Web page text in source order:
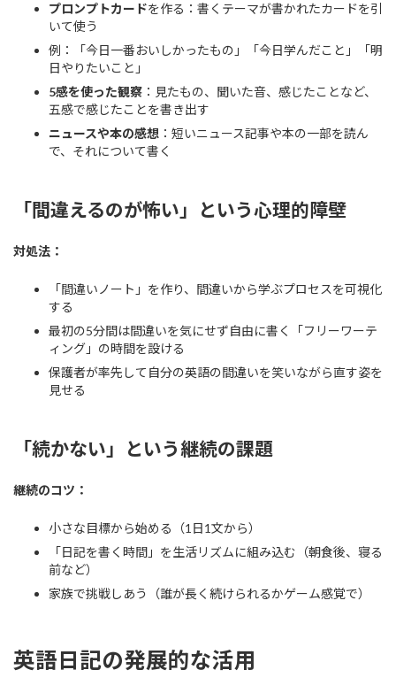
プロンプトカードを作る：書くテーマが書かれたカードを引
いて使う
例：「今日一番おいしかったもの」「今日学んだこと」「明
日やりたいこと」
5感を使った観察 ：見たもの、聞いた音、感じたことなど、
五感で感じたことを書き出す
ニュースや本の感想 ：短いニュース記事や本の一部を読ん
で、それについて書く
「間違えるのが怖い」という心理的障壁
対処法：
「間違いノート」を作り、間違いから学ぶプロセスを可視化
する
最初の5分間は間違いを気にせず自由に書く「フリーワーテ
ィング」の時間を設ける
保護者が率先して自分の英語の間違いを笑いながら直す姿を
見せる
「続かない」という継続の課題
継続のコツ：
小さな目標から始める（1日1文から）
「日記を書く時間」を生活リズムに組み込む（朝食後、寝る
前など）
家族で挑戦しあう（誰が長く続けられるかゲーム感覚で）
英語日記の発展的な活用